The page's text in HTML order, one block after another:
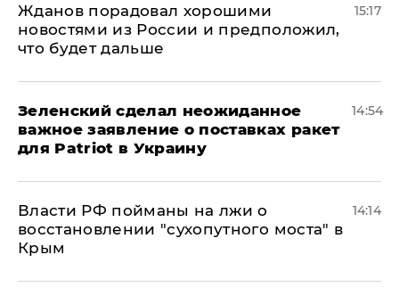
Жданов порадовал хорошими
новостями из России и предположил,
что будет дальше
15:17
Зеленский сделал неожиданное
важное заявление о поставках ракет
для Patriot в Украину
14:54
Власти РФ пойманы на лжи о
восстановлении "сухопутного моста" в
Крым
14:14